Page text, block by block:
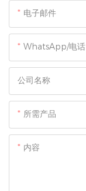
电子邮件
WhatsApp/电话
公司名称
所需产品
内容